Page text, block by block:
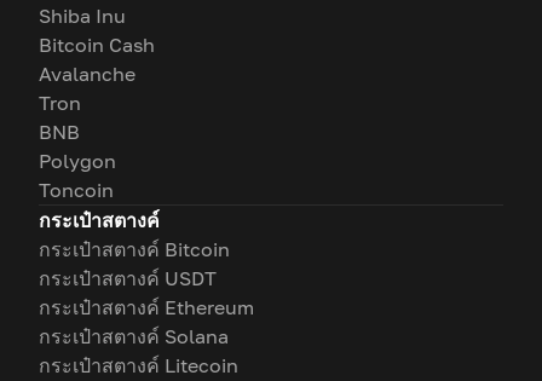
Shiba Inu
Bitcoin Cash
Avalanche
Tron
BNB
Polygon
Toncoin
กระเป๋าสตางค์
กระเป๋าสตางค์ Bitcoin
กระเป๋าสตางค์ USDT
กระเป๋าสตางค์ Ethereum
กระเป๋าสตางค์ Solana
กระเป๋าสตางค์ Litecoin